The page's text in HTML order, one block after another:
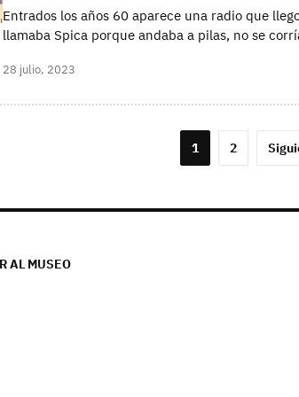
Entrados los años 60 aparece una radio que
llamaba Spica porque andaba a pilas, no se
28 julio, 2023
1 2
AL MUSEO